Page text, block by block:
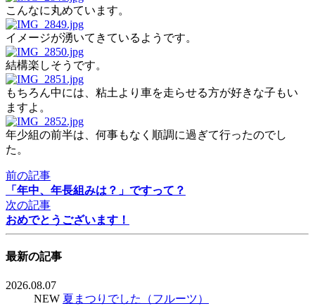
こんなに丸めています。
イメージが湧いてきているようです。
結構楽しそうです。
もちろん中には、粘土より車を走らせる方が好きな子もい
ますよ。
年少組の前半は、何事もなく順調に過ぎて行ったのでし
た。
前の記事
「年中、年長組みは？」ですって？
次の記事
おめでとうございます！
最新の記事
2026.08.07
NEW 夏まつりでした（フルーツ）